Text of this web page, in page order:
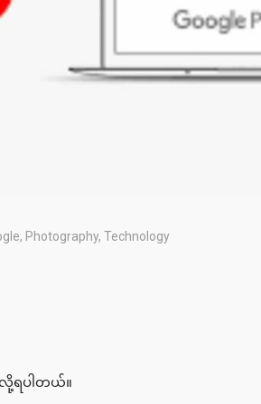
, Photography, Technology
လို့ရပါတယ်။